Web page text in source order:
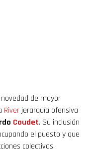
de mayor
Riverjerarquía ofensiva
Coudet. Su inclusión
el puesto y que
colectivas.